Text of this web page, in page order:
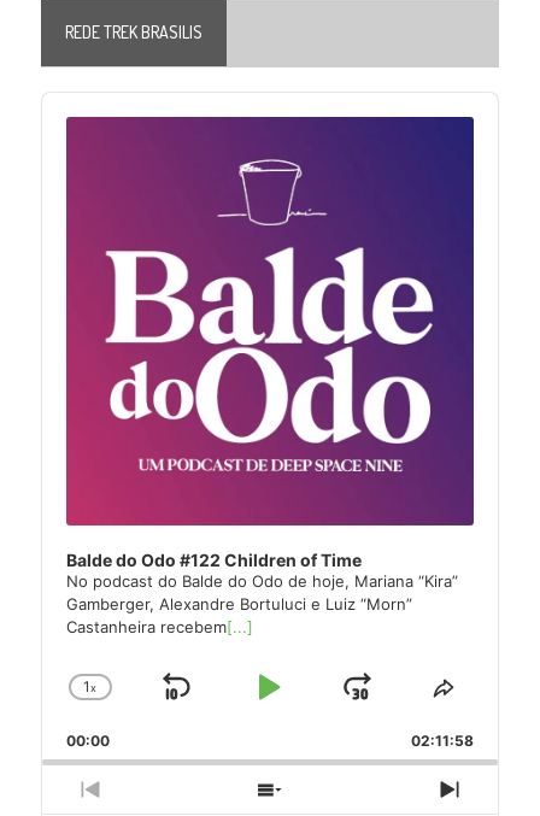
REDE TREK BRASILIS
Audio
Player
Balde do Odo #122 Children of Time
No podcast do Balde do Odo de hoje, Mariana “Kira”
Gamberger, Alexandre Bortuluci e Luiz “Morn”
Castanheira recebem[...]
Change
Rate
1x
Skip
Play
Jump
Forward
Share
Episode
00:00 02:11:58
Previous
Show
Next